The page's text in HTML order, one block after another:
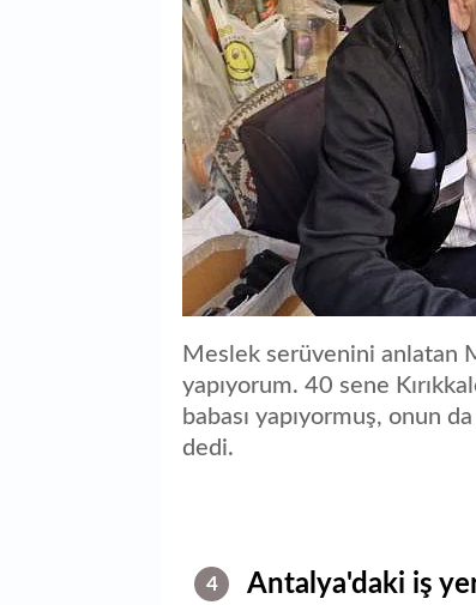
Meslek serüvenini anlatan
yapıyorum. 40 sene
babası yapıyormuş, onun
dedi.
4 Antalya'daki iş